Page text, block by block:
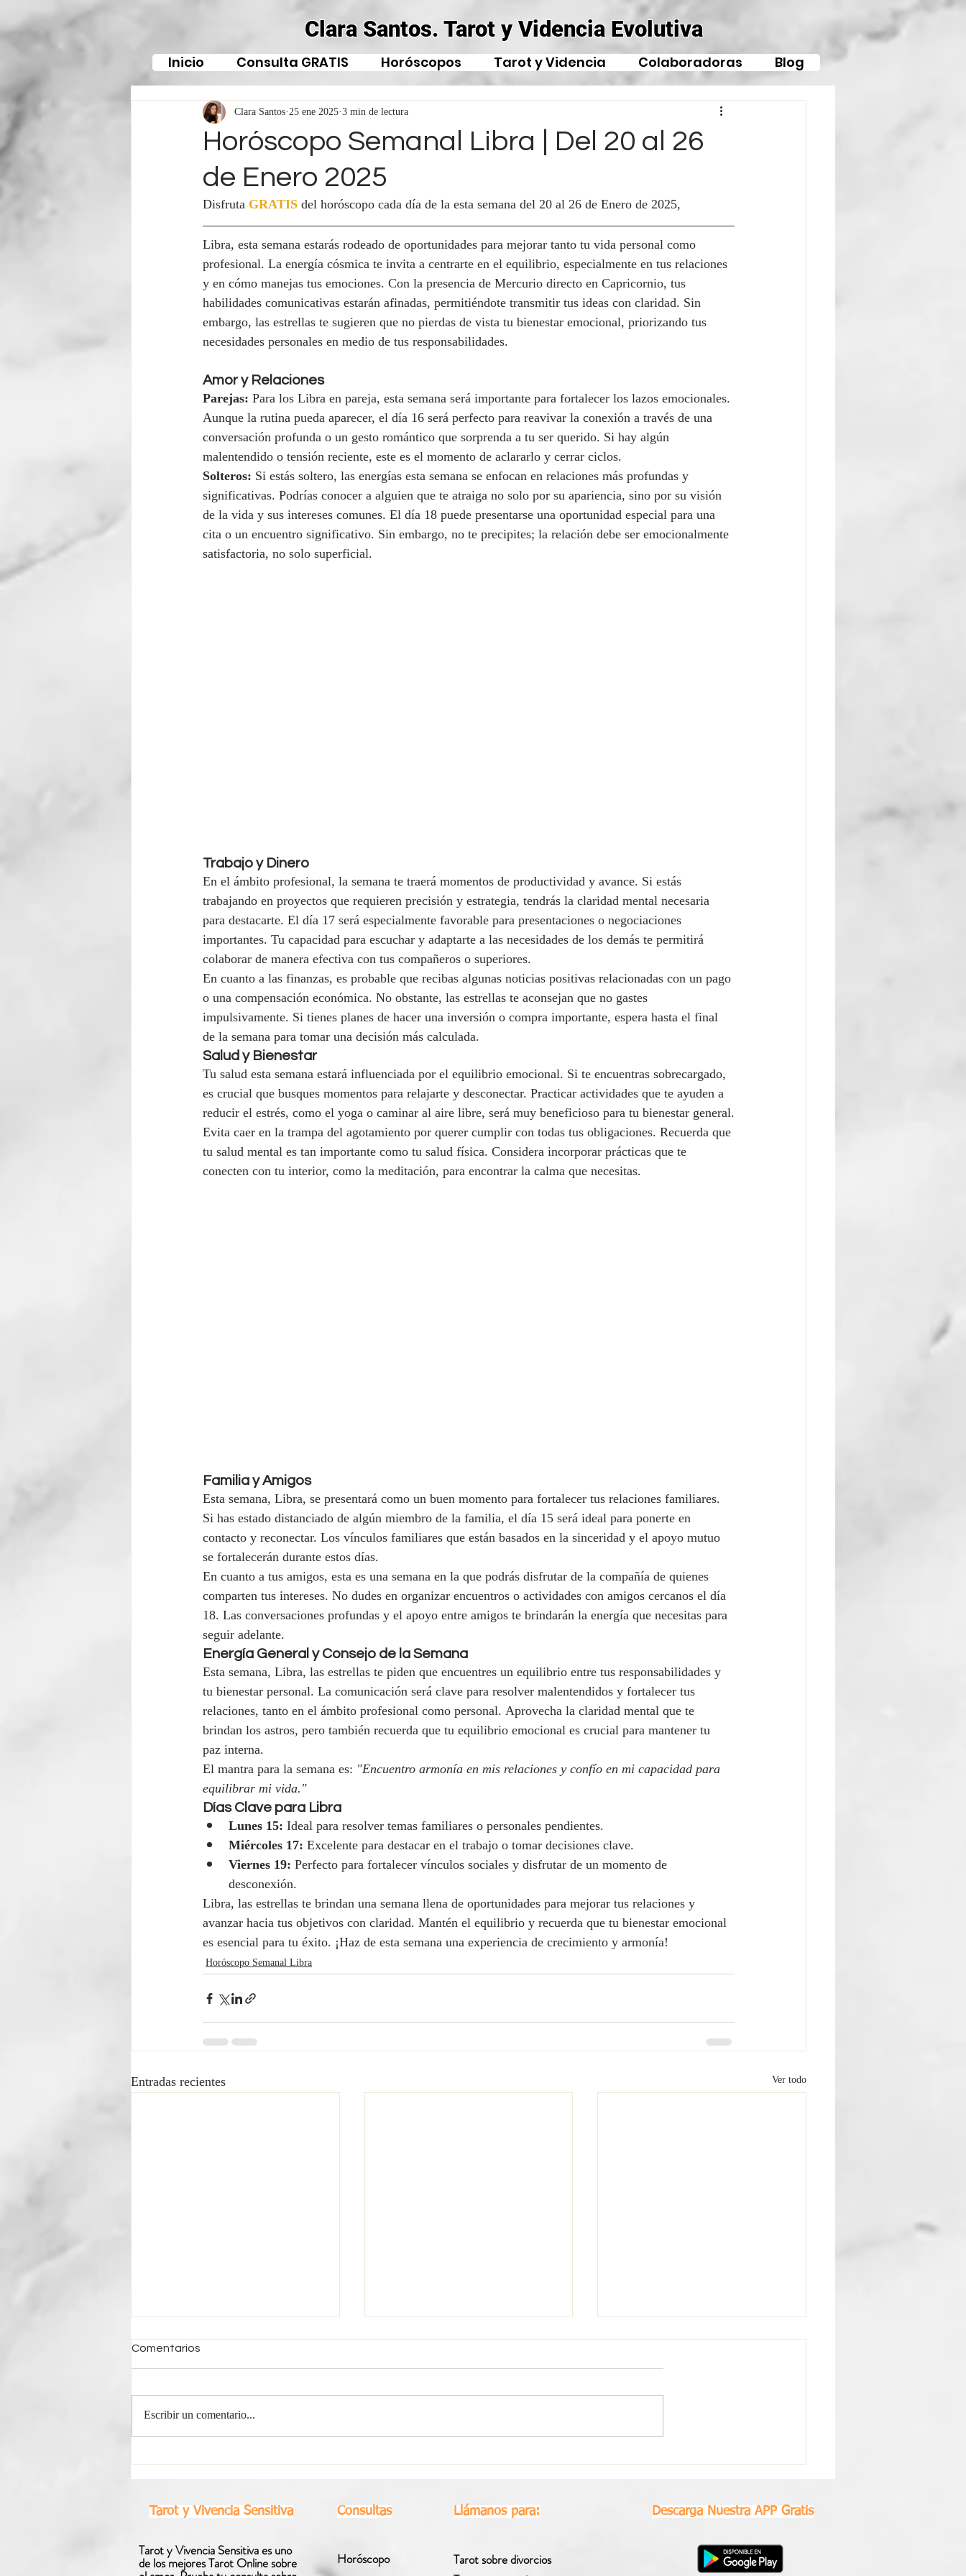
Clara Santos. Tarot y Videncia Evolutiva
Inicio Consulta GRATIS Horóscopos Tarot y Videncia Colaboradoras Blog
Horóscopo Semanal Libra | Del 20 al 26
de Enero 2025
Clara Santos25 ene 20253 min de lectura
Disfruta GRATISdel horóscopo cada día de la esta semana del 20 al 26 de Enero de 2025,
Libra, esta semana estarás rodeado de oportunidades para mejorar tanto tu vida personal como
profesional. La energía cósmica te invita a centrarte en el equilibrio, especialmente en tus relaciones
y en cómo manejas tus emociones. Con la presencia de Mercurio directo en Capricornio, tus
habilidades comunicativas estarán afinadas, permitiéndote transmitir tus ideas con claridad. Sin
embargo, las estrellas te sugieren que no pierdas de vista tu bienestar emocional, priorizando tus
necesidades personales en medio de tus responsabilidades.
Amor y Relaciones
Parejas: Para los Libra en pareja, esta semana será importante para fortalecer los lazos emocionales.
Aunque la rutina pueda aparecer, el día 16 será perfecto para reavivar la conexión a través de una
conversación profunda o un gesto romántico que sorprenda a tu ser querido. Si hay algún
malentendido o tensión reciente, este es el momento de aclararlo y cerrar ciclos.
Solteros: Si estás soltero, las energías esta semana se enfocan en relaciones más profundas y
significativas. Podrías conocer a alguien que te atraiga no solo por su apariencia, sino por su visión
de la vida y sus intereses comunes. El día 18 puede presentarse una oportunidad especial para una
cita o un encuentro significativo. Sin embargo, no te precipites; la relación debe ser emocionalmente
satisfactoria, no solo superficial.
Trabajo y Dinero
En el ámbito profesional, la semana te traerá momentos de productividad y avance. Si estás
trabajando en proyectos que requieren precisión y estrategia, tendrás la claridad mental necesaria
para destacarte. El día 17 será especialmente favorable para presentaciones o negociaciones
importantes. Tu capacidad para escuchar y adaptarte a las necesidades de los demás te permitirá
colaborar de manera efectiva con tus compañeros o superiores.
En cuanto a las finanzas, es probable que recibas algunas noticias positivas relacionadas con un pago
o una compensación económica. No obstante, las estrellas te aconsejan que no gastes
impulsivamente. Si tienes planes de hacer una inversión o compra importante, espera hasta el final
de la semana para tomar una decisión más calculada.
Salud y Bienestar
Tu salud esta semana estará influenciada por el equilibrio emocional. Si te encuentras sobrecargado,
es crucial que busques momentos para relajarte y desconectar. Practicar actividades que te ayuden a
reducir el estrés, como el yoga o caminar al aire libre, será muy beneficioso para tu bienestar general.
Evita caer en la trampa del agotamiento por querer cumplir con todas tus obligaciones. Recuerda que
tu salud mental es tan importante como tu salud física. Considera incorporar prácticas que te
conecten con tu interior, como la meditación, para encontrar la calma que necesitas.
Familia y Amigos
Esta semana, Libra, se presentará como un buen momento para fortalecer tus relaciones familiares.
Si has estado distanciado de algún miembro de la familia, el día 15 será ideal para ponerte en
contacto y reconectar. Los vínculos familiares que están basados en la sinceridad y el apoyo mutuo
se fortalecerán durante estos días.
En cuanto a tus amigos, esta es una semana en la que podrás disfrutar de la compañía de quienes
comparten tus intereses. No dudes en organizar encuentros o actividades con amigos cercanos el día
18. Las conversaciones profundas y el apoyo entre amigos te brindarán la energía que necesitas para
seguir adelante.
Energía General y Consejo de la Semana
Esta semana, Libra, las estrellas te piden que encuentres un equilibrio entre tus responsabilidades y
tu bienestar personal. La comunicación será clave para resolver malentendidos y fortalecer tus
relaciones, tanto en el ámbito profesional como personal. Aprovecha la claridad mental que te
brindan los astros, pero también recuerda que tu equilibrio emocional es crucial para mantener tu
paz interna.
El mantra para la semana es: "Encuentro armonía en mis relaciones y confío en mi capacidad para
equilibrar mi vida."
Días Clave para Libra
Lunes 15: Ideal para resolver temas familiares o personales pendientes.
Miércoles 17: Excelente para destacar en el trabajo o tomar decisiones clave.
Viernes 19: Perfecto para fortalecer vínculos sociales y disfrutar de un momento de
desconexión.
Libra, las estrellas te brindan una semana llena de oportunidades para mejorar tus relaciones y
avanzar hacia tus objetivos con claridad. Mantén el equilibrio y recuerda que tu bienestar emocional
es esencial para tu éxito. ¡Haz de esta semana una experiencia de crecimiento y armonía!
Horóscopo Semanal Libra
Entradas recientes Ver todo
Comentarios
Escribir un comentario...
Tarot y Vivencia Sensitiva Consultas Llámanos para: Descarga Nuestra APP Gratis
Tarot y Vivencia Sensitiva es uno
de los mejores Tarot Online sobre
Horóscopo
Tarot sobre divorcios